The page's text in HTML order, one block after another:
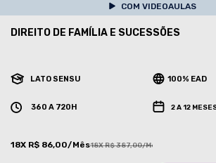
COM VIDEOAULAS
DIREITO DE FAMÍLIA E SUCESSÕES
LATO SENSU 100% EAD
360 A 720H 2 A 12
18X R$ 86,00/Mês18X R$ 387,00/Mês